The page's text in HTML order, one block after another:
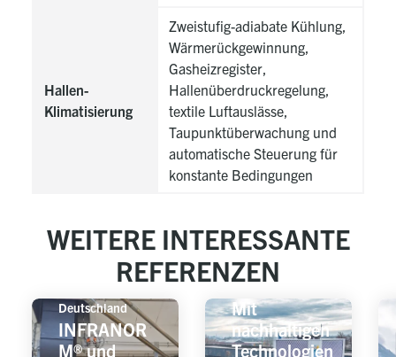
Hallen-
Klimatisierung
Zweistufig-adiabate Kühlung,
Wärmerückgewinnung,
Gasheizregister,
Hallenüberdruckregelung,
textile Luftauslässe,
Taupunktüberwachung und
automatische Steuerung für
konstante Bedingungen
WEITERE INTERESSANTE
REFERENZEN
Deutschland
INFRANOR
M® und
Europa
Mit
nachhaltigen
Technologien